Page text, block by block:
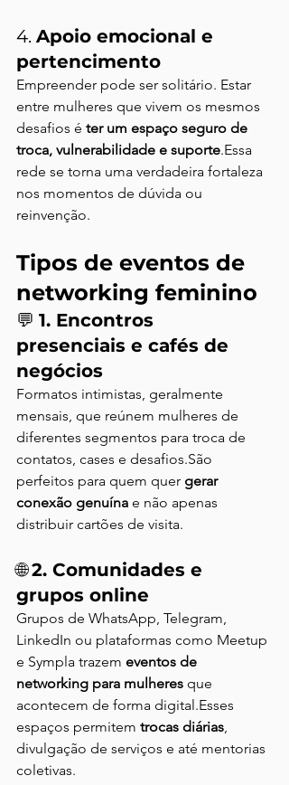
4. Apoio emocional e
pertencimento
Empreender pode ser solitário. Estar
entre mulheres que vivem os mesmos
desafios é ter um espaço seguro de
troca, vulnerabilidade e suporte.Essa
rede se torna uma verdadeira fortaleza
nos momentos de dúvida ou
reinvenção.
Tipos de eventos de
networking feminino
💬 1. Encontros
presenciais e cafés de
negócios
Formatos intimistas, geralmente
mensais, que reúnem mulheres de
diferentes segmentos para troca de
contatos, cases e desafios.São
perfeitos para quem quer gerar
conexão genuína e não apenas
distribuir cartões de visita.
🌐 2. Comunidades e
grupos online
Grupos de WhatsApp, Telegram,
LinkedIn ou plataformas como Meetup
e Sympla trazem eventos de
networking para mulheres que
acontecem de forma digital.Esses
espaços permitem trocas diárias
divulgação de serviços e até mentorias
coletivas.